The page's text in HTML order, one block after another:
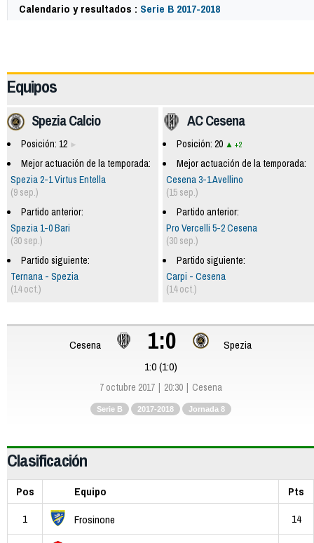
Calendario y resultados : Serie B 2017-2018
Equipos
AC Cesena
Posición: 20 +2
Mejor actuación de la temporada:
Cesena 3-1 Avellino
(15 sep.)
Partido anterior:
Pro Vercelli 5-2 Cesena
(30 sep.)
Partido siguiente:
Carpi - Cesena
(14 oct.)
Spezia Calcio
Posición: 12
Mejor actuación de la temporada:
Spezia 2-1 Virtus Entella
(9 sep.)
Partido anterior:
Spezia 1-0 Bari
(30 sep.)
Partido siguiente:
Ternana - Spezia
(14 oct.)
Cesena 1:0
Spezia
1:0 (1:0)
7 octubre 2017 20:30 Cesena
Serie B 2017-2018 Jornada 8
Clasificación
Pos Equipo
Pts
1
Frosinone 14